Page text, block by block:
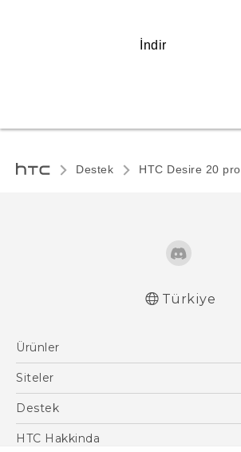
İndir
Destek ‎HTC Desire 20 pro‎
User manual
Türkiye
Ürünler
Akıllı Telefonlar
VIVE
Siteler
HTC Dev
Destek
Destek Merkezi
HTC Hakkinda